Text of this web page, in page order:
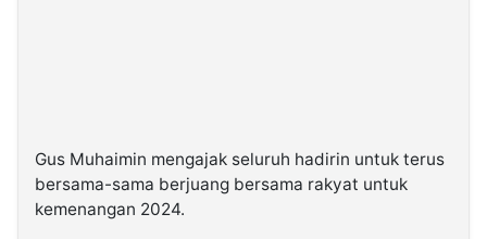
Gus Muhaimin mengajak seluruh hadirin untuk terus
bersama-sama berjuang bersama rakyat untuk
kemenangan 2024.